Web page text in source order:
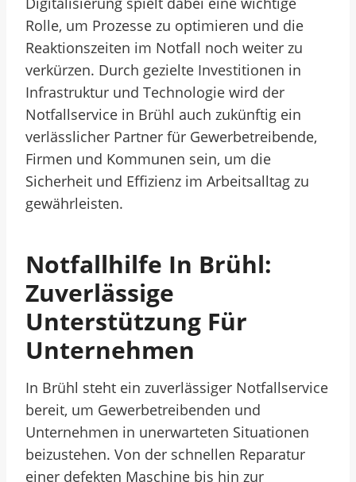
Rolle, um Prozesse zu optimieren und die
Reaktionszeiten im Notfall noch weiter zu
verkürzen. Durch gezielte Investitionen in
Infrastruktur und Technologie wird der
Notfallservice in Brühl auch zukünftig ein
verlässlicher Partner für Gewerbetreibende,
Firmen und Kommunen sein, um die
Sicherheit und Effizienz im Arbeitsalltag zu
gewährleisten.
Notfallhilfe In Brühl:
Zuverlässige
Unterstützung Für
Unternehmen
In Brühl steht ein zuverlässiger Notfallservice
bereit, um Gewerbetreibenden und
Unternehmen in unerwarteten Situationen
beizustehen. Von der schnellen Reparatur
einer defekten Maschine bis hin zur